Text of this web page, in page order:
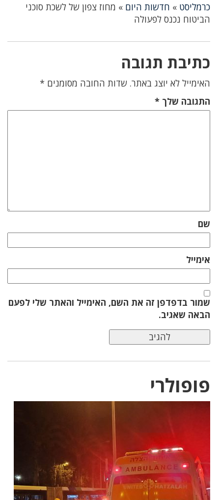
כרמליסט » חדשות היום » מחוז צפון של לשכת סוכני
הביטוח נכנס לפעולה
כתיבת תגובה
האימייל לא יוצג באתר. שדות החובה מסומנים *
התגובה שלך *
שם
אימייל
שמור בדפדפן זה את השם, האימייל והאתר שלי לפעם
הבאה שאגיב.
פופולרי